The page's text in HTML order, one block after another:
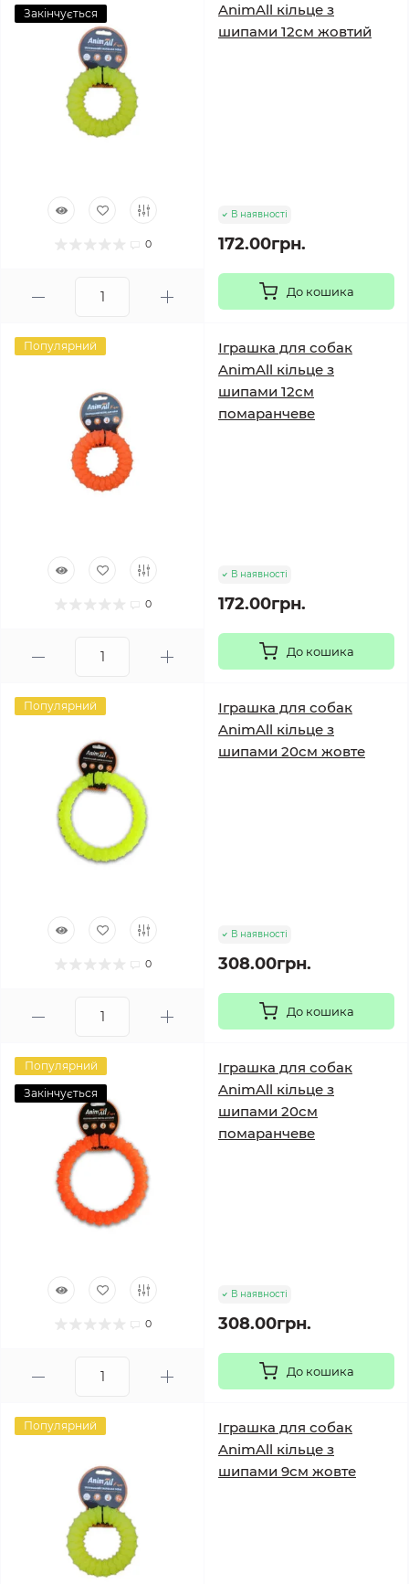
Закінчується
0
AnimAll кільце з
шипами 12см жовтий
В наявності
172.00грн.
До кошика
Популярний
0
Іграшка для собак
AnimAll кільце з
шипами 12см
помаранчеве
В наявності
172.00грн.
До кошика
Популярний
0
Іграшка для собак
AnimAll кільце з
шипами 20см жовте
В наявності
308.00грн.
До кошика
Популярний
Закінчується
0
Іграшка для собак
AnimAll кільце з
шипами 20см
помаранчеве
В наявності
308.00грн.
До кошика
Популярний
Іграшка для собак
AnimAll кільце з
шипами 9см жовте